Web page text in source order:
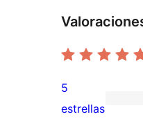
2
5
estrellas